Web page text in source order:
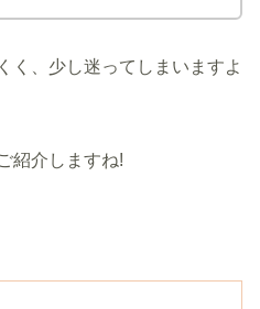
く、少し迷ってしまいますよ
紹介しますね!